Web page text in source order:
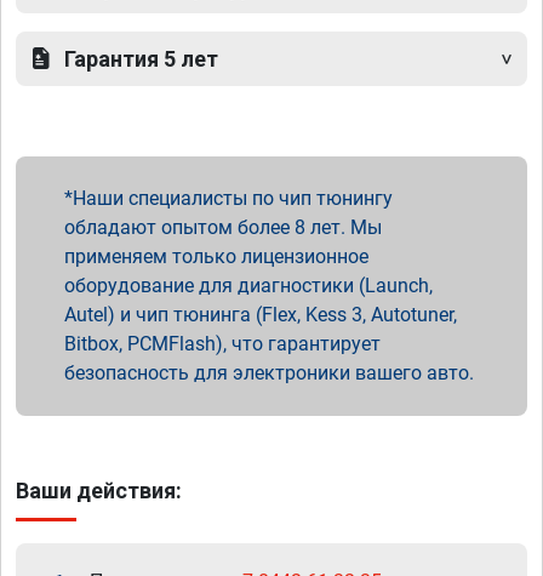
Гарантия 5 лет
Наши специалисты по чип тюнингу
обладают опытом более 8 лет. Мы
применяем только лицензионное
оборудование для диагностики (Launch,
Autel) и чип тюнинга (Flex, Kess 3, Autotuner,
Bitbox, PCMFlash), что гарантирует
безопасность для электроники вашего авто.
Ваши действия: